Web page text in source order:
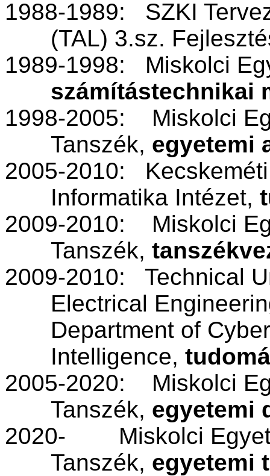
1988-1989:
SZKI
(TAL) 3.sz.
1989-1998:
Miskolci
számítástechnikai
1998-2005:
Miskolci
Tanszék, egyetemi
2005-2010:
Informatika Intézet,
2009-2010:
Miskolci
Tanszék,
2009-2010:
Technical
Electrical
Departmentof
Intelligence,
2005-2020:
Miskolci
Tanszék, egyetemi
2020-
Miskolci
Tanszék, egyetemi